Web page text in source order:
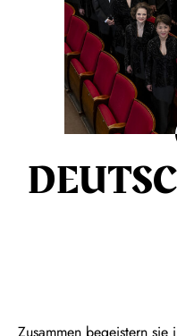
Zusammen begeistern